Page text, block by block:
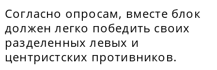
Согласно опросам, вместе блок
должен легко победить своих
разделенных левых и
центристских противников.